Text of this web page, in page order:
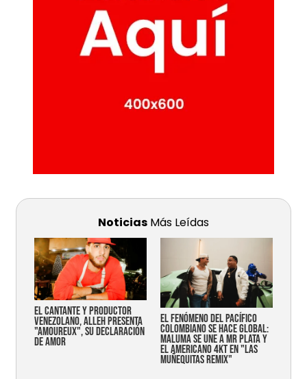
Noticias Más Leídas
EL CANTANTE Y PRODUCTOR
VENEZOLANO, ALLEH PRESENTA
"AMOUREUX", SU DECLARACIÓN
DE AMOR
EL FENÓMENO DEL PACÍFICO
COLOMBIANO SE HACE GLOBAL:
MALUMA SE UNE A MR PLATA Y
EL AMERICANO 4KT EN "LAS
MUÑEQUITAS REMIX"